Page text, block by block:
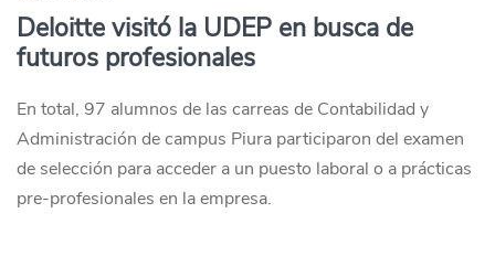
Deloitte visitó la UDEP en busca de
futuros profesionales
En total, 97 alumnos de las carreas de Contabilidad y
Administración de campus Piura participaron del examen
de selección para acceder a un puesto laboral o a prácticas
pre-profesionales en la empresa.